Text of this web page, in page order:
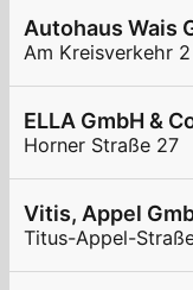
Autohaus Wais
Am Kreisverkehr 2
ELLA GmbH &
Horner Straße 27
Vitis, Appel
Titus-Appel-